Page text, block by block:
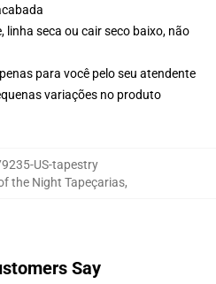
linha seca ou cair seco baixo, não
para você pelo seu atendente
variações no produto
US-tapestry
the Night Tapeçarias,
Say